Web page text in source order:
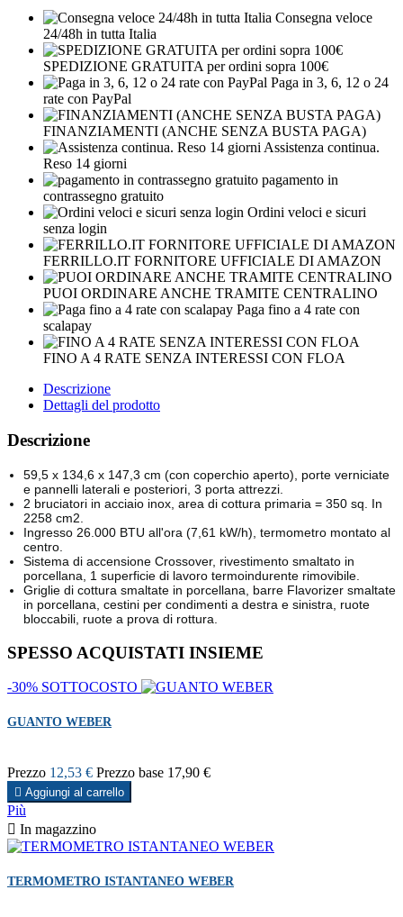
Consegna veloce
24/48h in tutta Italia
SPEDIZIONE GRATUITA per ordini sopra 100€
Paga in 3, 6, 12 o 24
rate con PayPal
FINANZIAMENTI (ANCHE SENZA BUSTA PAGA)
Assistenza continua.
Reso 14 giorni
pagamento in
contrassegno gratuito
Ordini veloci e sicuri
senza login
FERRILLO.IT FORNITORE UFFICIALE DI AMAZON
PUOI ORDINARE ANCHE TRAMITE CENTRALINO
Paga fino a 4 rate con
scalapay
FINO A 4 RATE SENZA INTERESSI CON FLOA
Descrizione
Dettagli del prodotto
Descrizione
59,5 x 134,6 x 147,3 cm (con coperchio aperto), porte verniciate
e pannelli laterali e posteriori, 3 porta attrezzi.
2 bruciatori in acciaio inox, area di cottura primaria = 350 sq. In
2258 cm2.
Ingresso 26.000 BTU all'ora (7,61 kW/h), termometro montato al
centro.
Sistema di accensione Crossover, rivestimento smaltato in
porcellana, 1 superficie di lavoro termoindurente rimovibile.
Griglie di cottura smaltate in porcellana, barre Flavorizer smaltate
in porcellana, cestini per condimenti a destra e sinistra, ruote
bloccabili, ruote a prova di rottura.
SPESSO ACQUISTATI INSIEME
-30% SOTTOCOSTO
GUANTO WEBER
Prezzo 12,53 € Prezzo base 17,90 €
 Aggiungi al carrello
Più
 In magazzino
TERMOMETRO ISTANTANEO WEBER